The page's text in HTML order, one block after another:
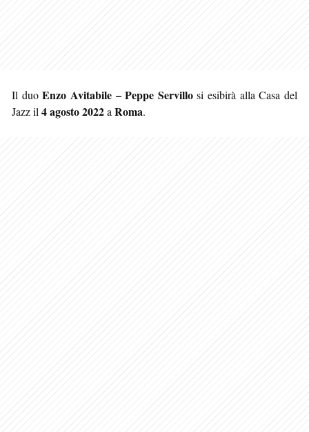
Il duoEnzo Avitabile – Peppe Servillosi esibirà alla Casa del
Jazz il 4 agosto 2022a Roma.